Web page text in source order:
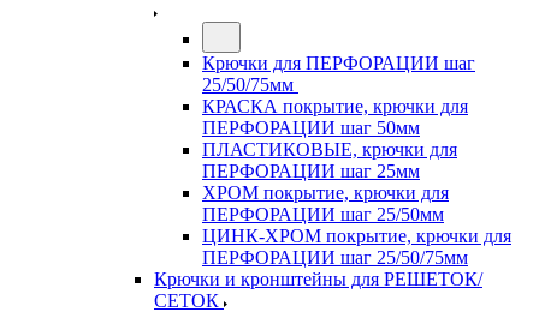
Крючки для ПЕРФОРАЦИИ шаг
25/50/75мм
КРАСКА покрытие, крючки для
ПЕРФОРАЦИИ шаг 50мм
ПЛАСТИКОВЫЕ, крючки для
ПЕРФОРАЦИИ шаг 25мм
ХРОМ покрытие, крючки для
ПЕРФОРАЦИИ шаг 25/50мм
ЦИНК-ХРОМ покрытие, крючки для
ПЕРФОРАЦИИ шаг 25/50/75мм
Крючки и кронштейны для РЕШЕТОК/
СЕТОК